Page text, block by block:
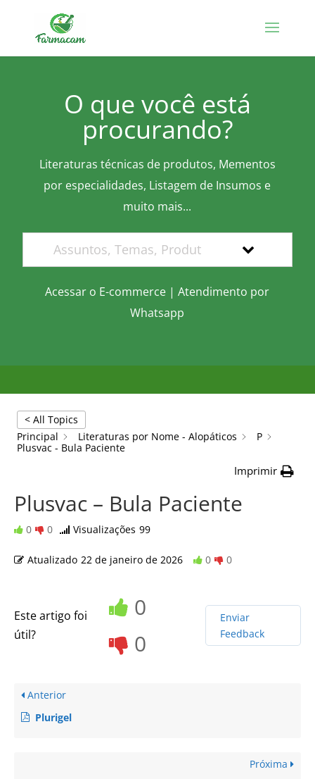
O que você está
procurando?
Literaturas técnicas de produtos, Mementos
por especialidades, Listagem de Insumos e
muito mais...
Acessar o E-commerce |Atendimento por
Whatsapp
< All Topics
Principal
Literaturas por Nome - Alopáticos
P
Plusvac - Bula Paciente
Imprimir
Plusvac – Bula Paciente
0 0 Visualizações 99
Atualizado 22 de janeiro de 2026 0 0
Este artigo foi
útil?
0
0
Enviar
Feedback
Anterior
Plurigel
Próxima